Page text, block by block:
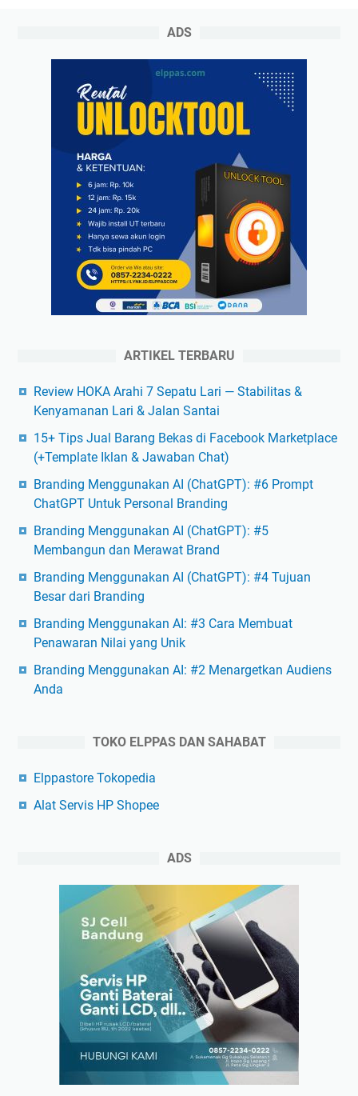
ADS
ARTIKEL TERBARU
Review HOKA Arahi 7 Sepatu Lari — Stabilitas &
Kenyamanan Lari & Jalan Santai
15+ Tips Jual Barang Bekas di Facebook Marketplace
(+Template Iklan & Jawaban Chat)
Branding Menggunakan AI (ChatGPT): #6 Prompt
ChatGPT Untuk Personal Branding
Branding Menggunakan AI (ChatGPT): #5
Membangun dan Merawat Brand
Branding Menggunakan AI (ChatGPT): #4 Tujuan
Besar dari Branding
Branding Menggunakan AI: #3 Cara Membuat
Penawaran Nilai yang Unik
Branding Menggunakan AI: #2 Menargetkan Audiens
Anda
TOKO ELPPAS DAN SAHABAT
Elppastore Tokopedia
Alat Servis HP Shopee
ADS